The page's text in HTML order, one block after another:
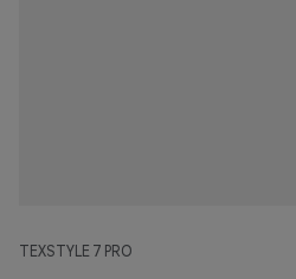
TEXSTYLE 7 PRO